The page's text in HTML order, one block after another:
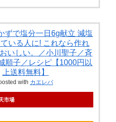
ずで塩分一日6g献立 減塩
いる人に! これなら作れ
いしい。／小川聖子／斉
順子／レシピ【1000円以
上送料無料】
with カエレバ
市場